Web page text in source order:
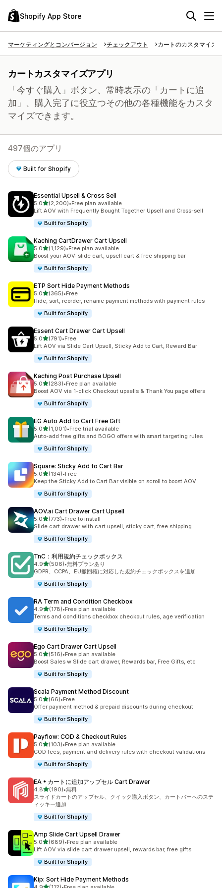
Shopify App Store
マーケティングとコンバージョン チェックアウト カートのカスタマイズ
カートカスタマイズアプリ
「今すぐ購入」ボタン、常時表示の「カートに追
加」、購入完了に役立つその他の各種機能をカスタ
マイズできます。
497個のアプリ
Built for Shopify
Essential Upsell & Cross Sell
5.05つ星中
(2,200)
合計レビュー数：2200件
•Free plan available
Lift AOV with Frequently Bought Together Upsell and Cross-sell
Built for Shopify
Kaching CartDrawer Cart Upsell
5.05つ星中
(1,129)
合計レビュー数：1129件
•Free plan available
Boost your AOV: slide cart, upsell cart & free shipping bar
Built for Shopify
ETP Sort Hide Payment Methods
5.05つ星中
(365)
合計レビュー数：365件
•Free
Hide, sort, reorder, rename payment methods with payment rules
Built for Shopify
Essent Cart Drawer Cart Upsell
5.05つ星中
(791)
合計レビュー数：791件
•Free
Lift AOV via Slide Cart Upsell, Sticky Add to Cart, Reward Bar
Built for Shopify
Kaching Post Purchase Upsell
5.05つ星中
(283)
合計レビュー数：283件
•Free plan available
Boost AOV via 1-click Checkout upsells & Thank You page offers
Built for Shopify
EG Auto Add to Cart Free Gift
5.05つ星中
(1,001)
合計レビュー数：1001件
•Free trial available
Auto-add free gifts and BOGO offers with smart targeting rules
Built for Shopify
Square: Sticky Add to Cart Bar
5.05つ星中
(134)
合計レビュー数：134件
•Free
Keep the Sticky Add to Cart Bar visible on scroll to boost AOV
Built for Shopify
AOV.ai Cart Drawer Cart Upsell
5.05つ星中
(773)
合計レビュー数：773件
•Free to install
Slide cart drawer with cart upsell, sticky cart, free shipping
Built for Shopify
TnC：利用規約チェックボックス
4.95つ星中
(506)
合計レビュー数：506件
•無料プランあり
GDPR、CCPA、EU撤回権に対応した規約チェックボックスを追加
Built for Shopify
RA Term and Condition Checkbox
4.95つ星中
(178)
合計レビュー数：178件
•Free plan available
Terms and conditions checkbox checkout rules, age verification
Built for Shopify
Ego Cart Drawer Cart Upsell
5.05つ星中
(516)
合計レビュー数：516件
•Free plan available
Boost Sales w Slide cart drawer, Rewards bar, Free Gifts, etc
Built for Shopify
Scala Payment Method Discount
5.05つ星中
(66)
合計レビュー数：66件
•Free
Offer payment method & prepaid discounts during checkout
Built for Shopify
Payflow: COD & Checkout Rules
5.05つ星中
(103)
合計レビュー数：103件
•Free plan available
COD fees, payment and delivery rules with checkout validations
Built for Shopify
EA • カートに追加アップセル Cart Drawer
4.85つ星中
(190)
合計レビュー数：190件
•無料
スライドカートのアップセル、クイック購入ボタン、カートバーへのステ
ィッキー追加
Built for Shopify
Amp Slide Cart Upsell Drawer
5.05つ星中
(689)
合計レビュー数：689件
•Free plan available
Lift AOV via slide cart drawer upsell, rewards bar, free gifts
Built for Shopify
Kip: Sort Hide Payment Methods
5つ星中